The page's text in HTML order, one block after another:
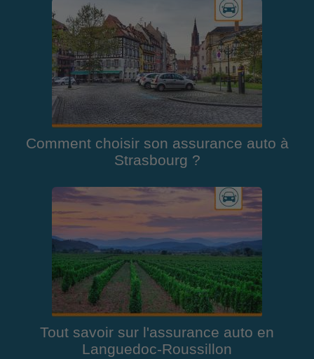
Comment choisir son assurance auto à
Strasbourg ?
Tout savoir sur l'assurance auto en
Languedoc-Roussillon